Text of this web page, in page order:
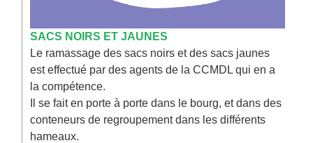
SACS NOIRS ET JAUNES
Le ramassage des sacs noirs et des sacs jaunes
est effectué par des agents de la CCMDL qui en a
la compétence.
Il se fait en porte à porte dans le bourg, et dans des
conteneurs de regroupement dans les différents
hameaux.